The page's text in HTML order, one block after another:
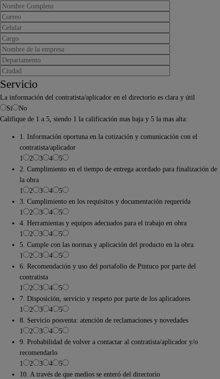
Servicio
La información del contratista/aplicador en el directorio es clara y útil
Si
No
Califique de 1 a 5, siendo 1 la calificación mas baja y 5 la mas alta:
1. Información oportuna en la cotización y comunicación con el
contratista/aplicador
1
2 3 4
5
2. Cumplimiento en el tiempo de entrega acordado para finalización de
la obra
1
2 3 4
5
3. Cumplimiento en los requisitos y documentación requerida
1
2 3 4
5
4. Herramientas y equipos adecuados para el trabajo en obra
1
2 3 4
5
5. Cumple con las normas y aplicación del producto en la obra
1
2 3 4
5
6. Recomendación y uso del portafolio de Pintuco por parte del
contratista
1
2 3 4
5
7. Disposición, servicio y respeto por parte de los aplicadores
1
2 3 4
5
8. Servicio posventa: atención de reclamaciones y novedades
1
2 3 4
5
9. Probabilidad de volver a contactar al contratista/aplicador y/o
recomendarlo
1
2 3 4
5
10. A través de que medios se enteró del directorio